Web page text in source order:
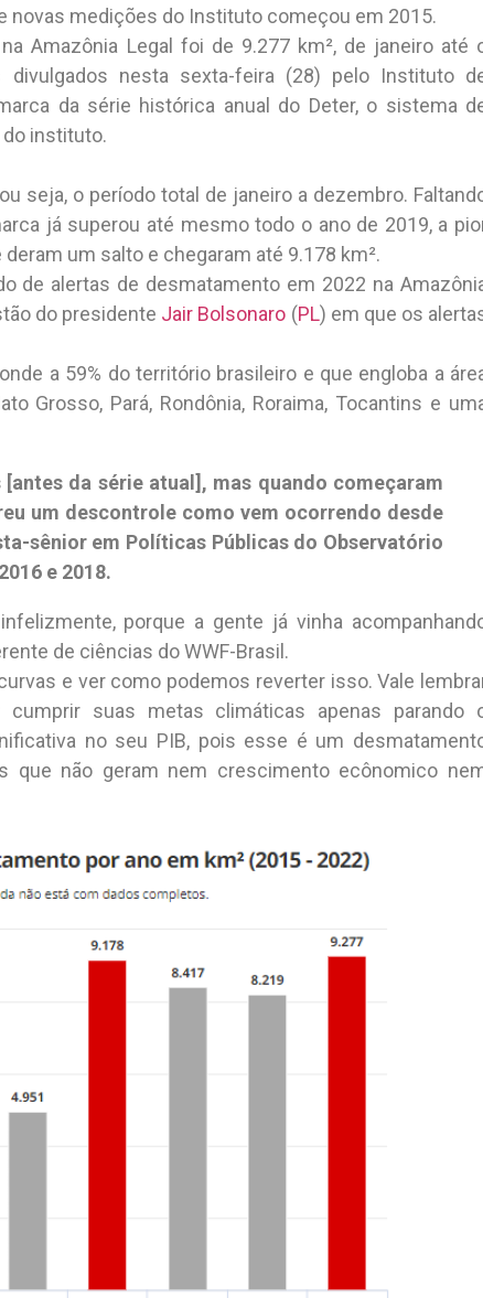
novas medições do Instituto começou em 2015.
Amazônia Legal foi de 9.277 km², de janeiro até
nesta sexta-feira (28) pelo Instituto
da série histórica anual do Deter, o sistema
instituto.
seja, o período total de janeiro a dezembro.
já superou até mesmo todo o ano de 2019, a
um salto e chegaram até 9.178 km².
de alertas de desmatamento em 2022 na
do presidente Jair Bolsonaro (PL) em que os
a 59% do território brasileiro e que engloba a
Grosso, Pará, Rondônia, Roraima, Tocantins e
da série atual], mas quando começaram
um descontrole como vem ocorrendo desde
sênior em Políticas Públicas do Observatório
e 2018.
porque a gente já vinha
de ciências do WWF-Brasil.
e ver como podemos reverter isso. Vale
suas metas climáticas apenas parando
no seu PIB, pois esse é um
que não geram nem crescimento ecônomico